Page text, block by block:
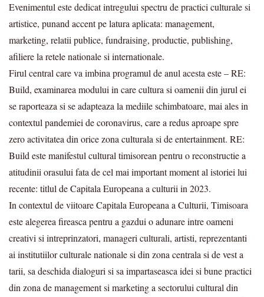
Evenimentul este dedicat intregului spectru de practici culturale si
artistice, punand accent pe latura aplicata: management,
marketing, relatii publice, fundraising, productie, publishing,
afiliere la retele nationale si internationale.
Firul central care va imbina programul de anul acesta este – RE:
Build, examinarea modului in care cultura si oamenii din jurul ei
se raporteaza si se adapteaza la mediile schimbatoare, mai ales in
contextul pandemiei de coronavirus, care a redus aproape spre
zero activitatea din orice zona culturala si de entertainment. RE:
Build este manifestul cultural timisorean pentru o reconstructie a
atitudinii orasului fata de cel mai important moment al istoriei lui
recente: titlul de Capitala Europeana a culturii in 2023.
In contextul de viitoare Capitala Europeana a Culturii, Timisoara
este alegerea fireasca pentru a gazdui o adunare intre oameni
creativi si intreprinzatori, manageri culturali, artisti, reprezentanti
ai institutiilor culturale nationale si din zona centrala si de vest a
tarii, sa deschida dialoguri si sa impartaseasca idei si bune practici
din zona de management si marketing a sectorului cultural din